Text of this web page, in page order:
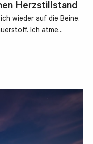
Herzstillstand
wieder auf die Beine.
Ich atme…